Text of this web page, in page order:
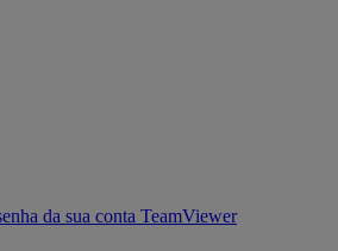
da sua conta TeamViewer